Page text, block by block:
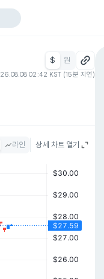
$ 원
26.08.08 02:42 KST (15분 지연)
라인 상세 차트 열기